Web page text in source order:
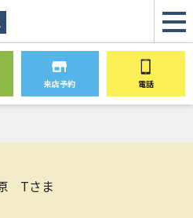
来店予約 電話
Tさま